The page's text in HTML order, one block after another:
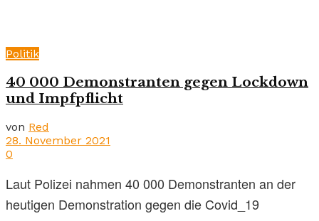
Politik
40 000 Demonstranten gegen Lockdown
und Impfpflicht
von Red
28. November 2021
0
Laut Polizei nahmen 40 000 Demonstranten an der
heutigen Demonstration gegen die Covid_19